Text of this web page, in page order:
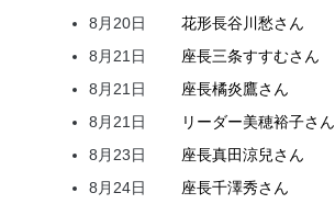
8月20日
花形長谷川愁さん
8月21日
座長三条すすむさん
8月21日
座長橘炎鷹さん
8月21日
リーダー美穂裕子さん
8月23日
座長真田涼兒さん
8月24日
座長千澤秀さん